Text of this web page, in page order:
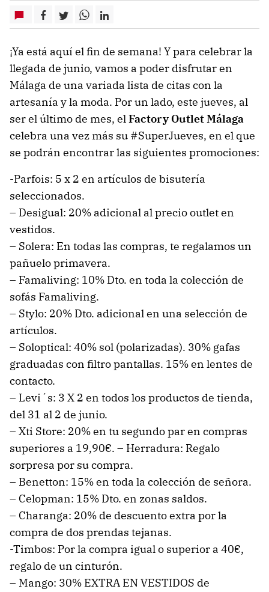
¡Ya está aquí el fin de semana! Y para celebrar la
llegada de junio, vamos a poder disfrutar en
Málaga de una variada lista de citas con la
artesanía y la moda. Por un lado, este jueves, al
ser el último de mes, elFactory Outlet Málaga
celebra una vez más su #SuperJueves, en el que
se podrán encontrar las siguientes promociones:
-Parfois: 5 x 2 en artículos de bisutería
seleccionados.
– Desigual: 20% adicional al precio outlet en
vestidos.
– Solera: En todas las compras, te regalamos un
pañuelo primavera.
– Famaliving: 10% Dto. en toda la colección de
sofás Famaliving.
– Stylo: 20% Dto. adicional en una selección de
artículos.
– Soloptical: 40% sol (polarizadas). 30% gafas
graduadas con filtro pantallas. 15% en lentes de
contacto.
– Levi´s: 3 X 2 en todos los productos de tienda,
del 31 al 2 de junio.
– Xti Store: 20% en tu segundo par en compras
superiores a 19,90€. – Herradura: Regalo
sorpresa por su compra.
– Benetton: 15% en toda la colección de señora.
– Celopman: 15% Dto. en zonas saldos.
– Charanga: 20% de descuento extra por la
compra de dos prendas tejanas.
-Timbos: Por la compra igual o superior a 40€,
regalo de un cinturón.
– Mango: 30% EXTRA EN VESTIDOS de